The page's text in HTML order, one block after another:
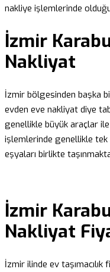
nakliye işlemlerinde
İzmir
Nakliyat
İzmir bölgesinden başka
evden eve nakliyat diye
genellikle büyük araçlar
işlemlerinde genellikle tek
eşyaları birlikte
İzmir
Nakliyat
İzmir ilinde ev